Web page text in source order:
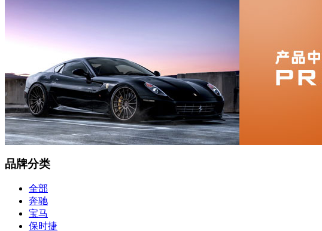
品牌分类
全部
奔驰
宝马
保时捷